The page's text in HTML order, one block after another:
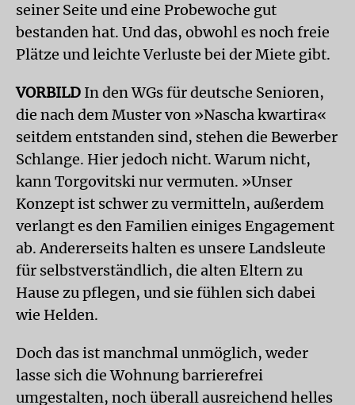
seiner Seite und eine Probewoche gut
bestanden hat. Und das, obwohl es noch freie
Plätze und leichte Verluste bei der Miete gibt.
VORBILD In den WGs für deutsche Senioren,
die nach dem Muster von »Nascha kwartira«
seitdem entstanden sind, stehen die Bewerber
Schlange. Hier jedoch nicht. Warum nicht,
kann Torgovitski nur vermuten. »Unser
Konzept ist schwer zu vermitteln, außerdem
verlangt es den Familien einiges Engagement
ab. Andererseits halten es unsere Landsleute
für selbstverständlich, die alten Eltern zu
Hause zu pflegen, und sie fühlen sich dabei
wie Helden.
Doch das ist manchmal unmöglich, weder
lasse sich die Wohnung barrierefrei
umgestalten, noch überall ausreichend helles